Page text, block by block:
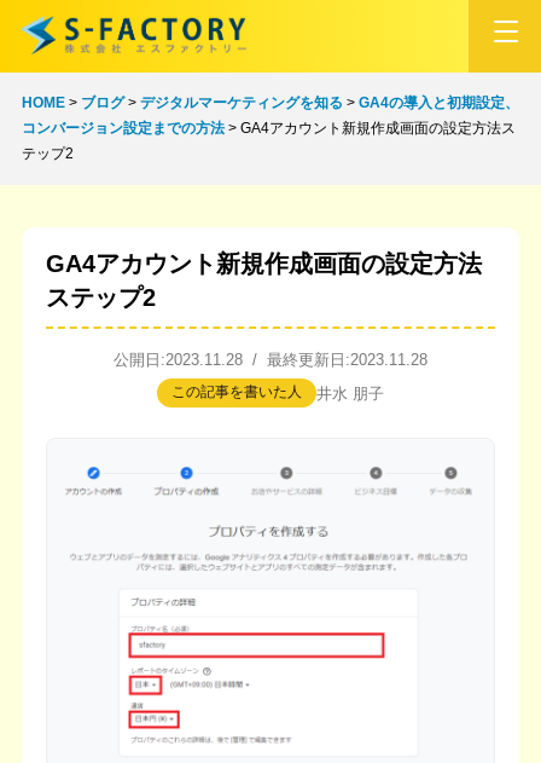
HOME> ブログ> デジタルマーケティングを知る > GA4の導入と初期設定、
コンバージョン設定までの方法> GA4アカウント新規作成画面の設定方法ス
テップ2
GA4アカウント新規作成画面の設定方法
ステップ2
公開日:2023.11.28 / 最終更新日:2023.11.28
この記事を書いた人 井水 朋子